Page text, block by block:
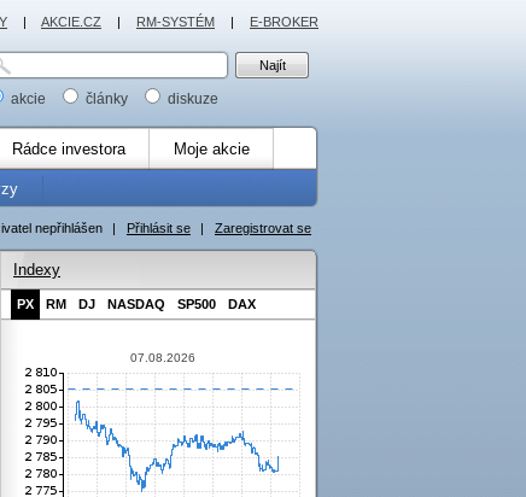
akcie články diskuze
Rádce investora Moje akcie
nepřihlášen | Přihlásit se | Zaregistrovat se
Indexy
PX RM DJ NASDAQ SP500 DAX
07.08.2026
| AKCIE.CZ | RM-SYSTÉM | E-BROKER